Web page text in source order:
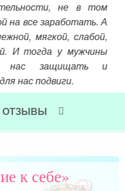
не в том
на все заработать. А
мягкой, слабой,
И тогда у мужчины
нас защищать и
нас подвиги.
ОТЗЫВЫ
к себе»